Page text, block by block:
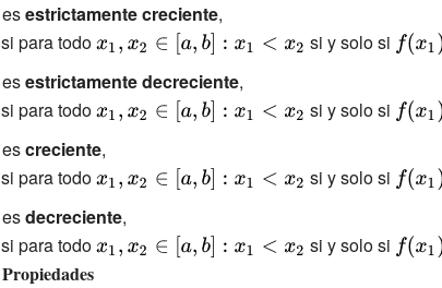
esestrictamente creciente,
si para todo{\displaystyle
x_{1},x_{2}\in
[a,b]:x_{1}
<x_{2}}
si y solo si
esestrictamente decreciente,
si para todo{\displaystyle
[a,b]:x_{1}
<x_{2}}
si y solo si
escreciente,
si para todo{\displaystyle
x_{1},x_{2}\in
[a,b]:x_{1}
<x_{2}}
si y solo si
esdecreciente,
si para todo{\displaystyle
si y solo si
Propiedades